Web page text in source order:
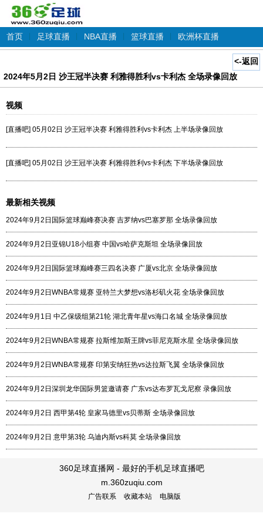
首页 足球直播 NBA直播 篮球直播 欧洲杯直播
<-返回
2024年5月2日 沙王冠半决赛 利雅得胜利vs卡利杰 全场录像回放
视频
[直播吧] 05月02日 沙王冠半决赛 利雅得胜利vs卡利杰 上半场录像回放
[直播吧] 05月02日 沙王冠半决赛 利雅得胜利vs卡利杰 下半场录像回放
最新相关视频
2024年9月2日国际篮球巅峰赛决赛 吉罗纳vs巴塞罗那 全场录像回放
2024年9月2日亚锦U18小组赛 中国vs哈萨克斯坦 全场录像回放
2024年9月2日国际篮球巅峰赛三四名决赛 广厦vs北京 全场录像回放
2024年9月2日WNBA常规赛 亚特兰大梦想vs洛杉矶火花 全场录像回放
2024年9月1日 中乙保级组第21轮 湖北青年星vs海口名城 全场录像回放
2024年9月2日WNBA常规赛 拉斯维加斯王牌vs菲尼克斯水星 全场录像回放
2024年9月2日WNBA常规赛 印第安纳狂热vs达拉斯飞翼 全场录像回放
2024年9月2日深圳龙华国际男篮邀请赛 广东vs达布罗瓦戈尼察 录像回放
2024年9月2日 西甲第4轮 皇家马德里vs贝蒂斯 全场录像回放
2024年9月2日 意甲第3轮 乌迪内斯vs科莫 全场录像回放
360足球直播网 - 最好的手机足球直播吧
m.360zuqiu.com
广告联系 收藏本站 电脑版